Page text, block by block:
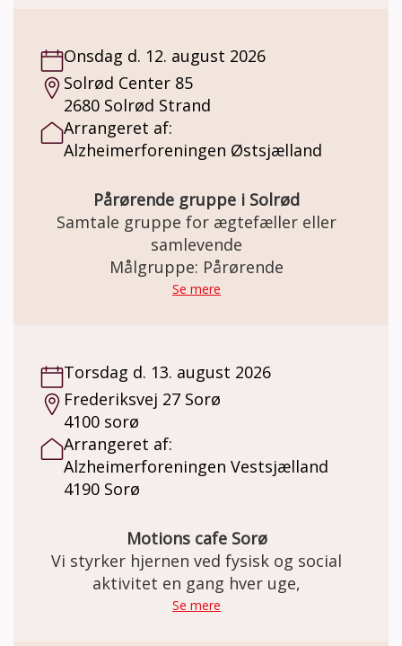
demenslignende symptomer og demens i
tidligt stadie. Tag gerne din ven eller
pårørende med. Der tages hensyn til hver
enkelt spiller og vi passer vi på hinanden.
Onsdag d. 12. august 2026
Solrød Center 85
2680 Solrød Strand
Arrangeret af:
Alzheimerforeningen Østsjælland
Pårørende gruppe i Solrød
Samtale gruppe for ægtefæller eller
samlevende
Målgruppe: Pårørende
Se mere
Torsdag d. 13. august 2026
Frederiksvej 27 Sorø
4100 sorø
Arrangeret af:
Alzheimerforeningen Vestsjælland
4190 Sorø
Motions cafe Sorø
Vi styrker hjernen ved fysisk og social
aktivitet en gang hver uge,
Se mere